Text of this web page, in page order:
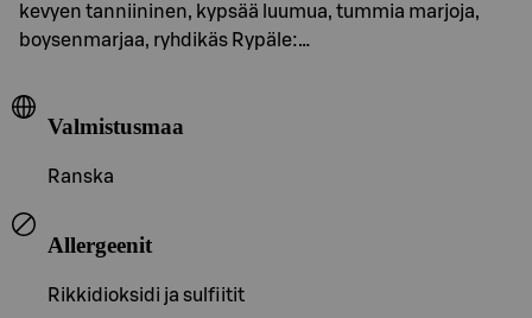
kevyen tanniininen, kypsää luumua, tummia marjoja,
boysenmarjaa, ryhdikäs Rypäle:…
Valmistusmaa
Ranska
Allergeenit
Rikkidioksidi ja sulfiitit